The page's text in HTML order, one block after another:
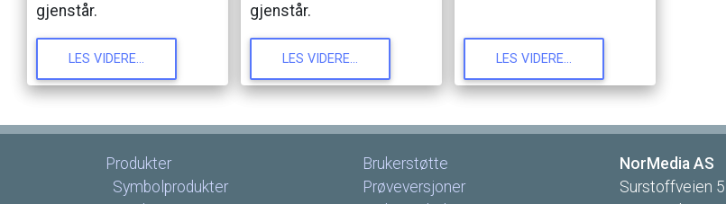
gjenstår.
LES VIDERE...
gjenstår.
LES VIDERE... LES VIDERE...
Produkter
Symbolprodukter
Brukerstøtte
Prøveversjoner
NorMedia AS
Surstoffveien 5